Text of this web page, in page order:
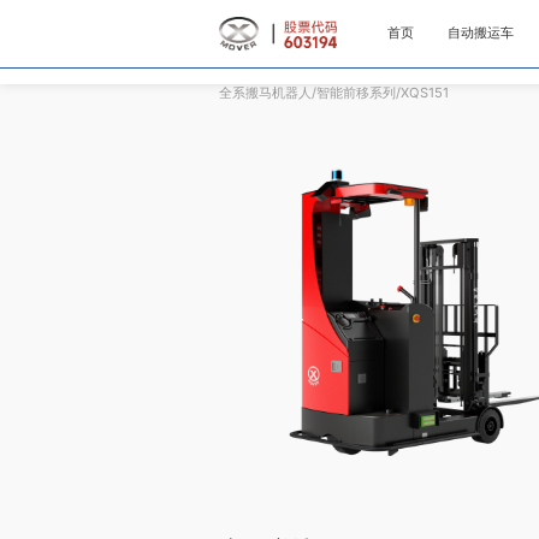
首页 自动搬运车
全系搬马机器人/智能前移系列/XQS151